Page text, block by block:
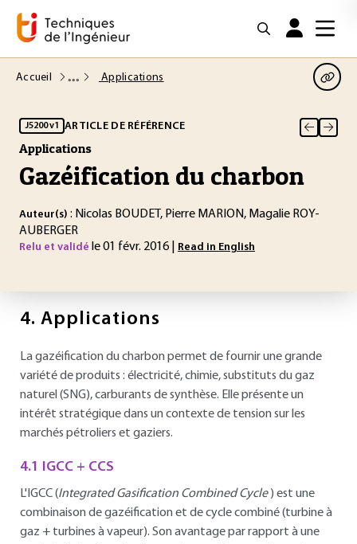
Accueil Applications
J5200 v1 ARTICLE DE RÉFÉRENCE
Applications
Gazéification du charbon
Auteur(s) : Nicolas BOUDET, Pierre MARION, Magalie ROY-
AUBERGER
Relu et validé le 01 févr. 2016 | Read in English
4. Applications
La gazéification du charbon permet de fournir une grande
variété de produits : électricité, chimie, substituts du gaz
naturel (SNG), carburants de synthèse. Elle présente un
intérêt stratégique dans un contexte de tension sur les
marchés pétroliers et gaziers.
4.1 IGCC + CCS
L'IGCC (Integrated Gasification Combined Cycle) est une
combinaison de gazéification et de cycle combiné (turbine à
gaz + turbines à vapeur). Son avantage par rapport à une